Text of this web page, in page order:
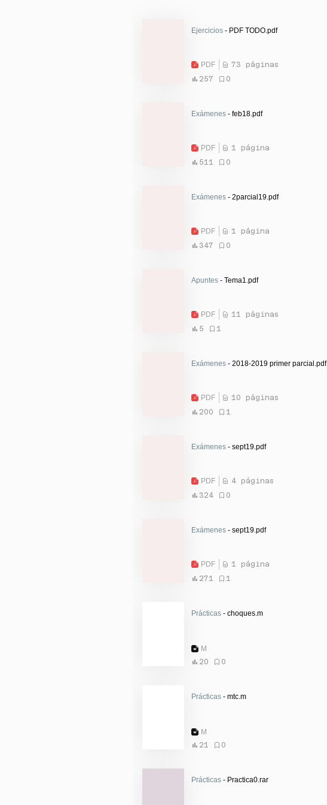
Ejercicios - PDF TODO.pdf
PDF
73 páginas
257
0
Exámenes - feb18.pdf
PDF
1 página
511
0
Exámenes - 2parcial19.pdf
PDF
1 página
347
0
Apuntes - Tema1.pdf
PDF
11 páginas
5
1
Exámenes - 2018-2019 primer parcial.pdf
PDF
10 páginas
200
1
Exámenes - sept19.pdf
PDF
4 páginas
324
0
Exámenes - sept19.pdf
PDF
1 página
271
1
Prácticas - choques.m
M
20
0
Prácticas - mtc.m
M
21
0
Prácticas - Practica0.rar